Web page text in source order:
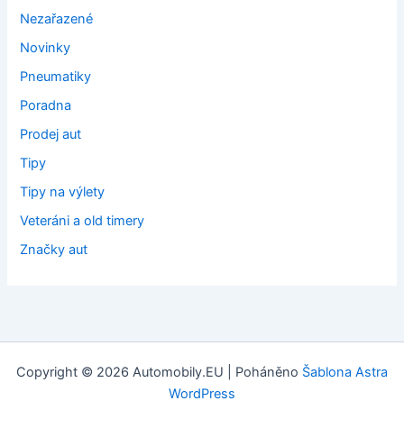
Nezařazené
Novinky
Pneumatiky
Poradna
Prodej aut
Tipy
Tipy na výlety
Veteráni a old timery
Značky aut
Copyright © 2026 Automobily.EU | Poháněno Šablona Astra
WordPress